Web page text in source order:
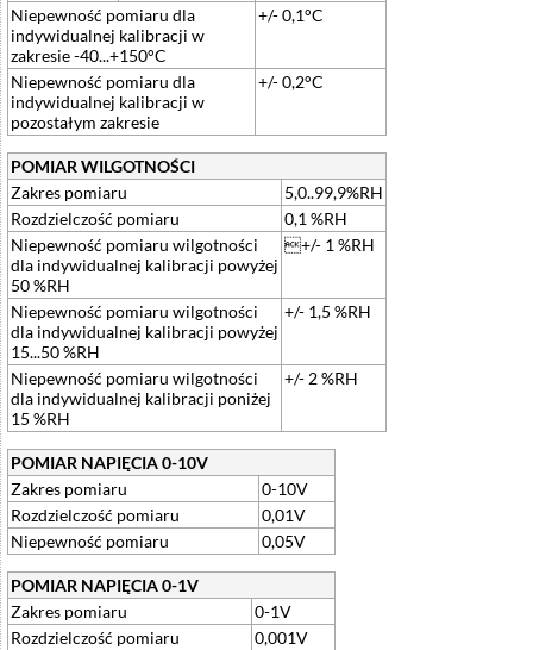
Niepewność pomiaru dla
indywidualnej kalibracji w
zakresie -40...+150°C
+/- 0,1°C
Niepewność pomiaru dla
indywidualnej kalibracji w
pozostałym zakresie
+/- 0,2°C
POMIAR WILGOTNOŚCI
Zakres pomiaru
5,0..99,9%RH
Rozdzielczość pomiaru
0,1 %RH
Niepewność pomiaru wilgotności
dla indywidualnej kalibracji powyżej
50 %RH
+/- 1 %RH
Niepewność pomiaru wilgotności
dla indywidualnej kalibracji powyżej
15...50 %RH
+/- 1,5 %RH
Niepewność pomiaru wilgotności
dla indywidualnej kalibracji poniżej
15 %RH
+/- 2 %RH
POMIAR NAPIĘCIA 0-10V
Zakres pomiaru
0-10V
Rozdzielczość pomiaru
0,01V
Niepewność pomiaru
0,05V
POMIAR NAPIĘCIA 0-1V
Zakres pomiaru
0-1V
Rozdzielczość pomiaru
0,001V